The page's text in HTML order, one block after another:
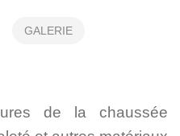
GALERIE
de la chaussée